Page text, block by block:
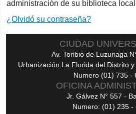
administración de su biblioteca
¿Olvidó su contraseña?
CIUDAD
Av. Toribio de Luzuriaga
Urbanización La Florida del Distrito
Numero (01) 735 -
OFICINA
Jr. Gálvez N° 557 -
Numero: (01) 235 -